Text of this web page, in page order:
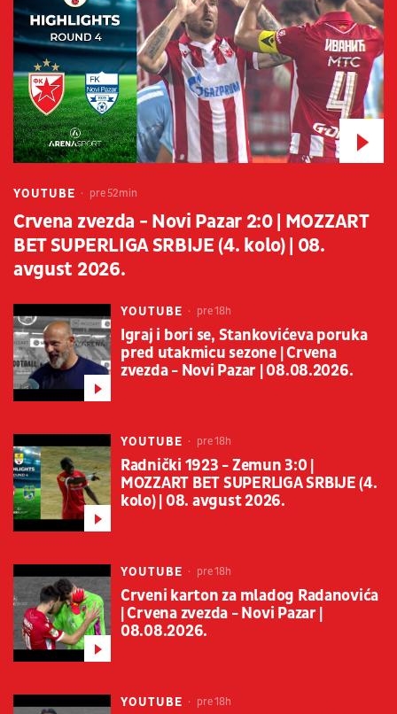
YOUTUBE pre 52min
Crvena zvezda - Novi Pazar 2:0 | MOZZART
BET SUPERLIGA SRBIJE (4. kolo) | 08.
avgust 2026.
YOUTUBE pre 18h
Igraj i bori se, Stankovićeva poruka
pred utakmicu sezone | Crvena
zvezda - Novi Pazar | 08.08.2026.
YOUTUBE pre 18h
Radnički 1923 - Zemun 3:0 |
MOZZART BET SUPERLIGA SRBIJE (4.
kolo) | 08. avgust 2026.
YOUTUBE pre 18h
Crveni karton za mladog Radanovića
| Crvena zvezda - Novi Pazar |
08.08.2026.
YOUTUBE pre 18h